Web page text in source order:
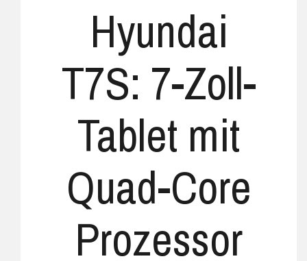
Hyundai
T7S: 7-Zoll-
Tablet mit
Quad-Core
Prozessor